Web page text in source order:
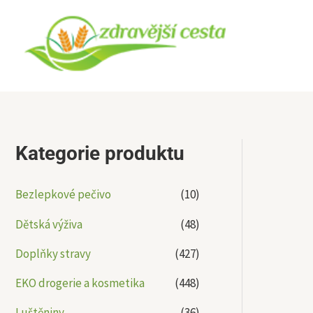
obsah
Kategorie produktu
Bezlepkové pečivo
(10)
Dětská výživa
(48)
Doplňky stravy
(427)
EKO drogerie a kosmetika
(448)